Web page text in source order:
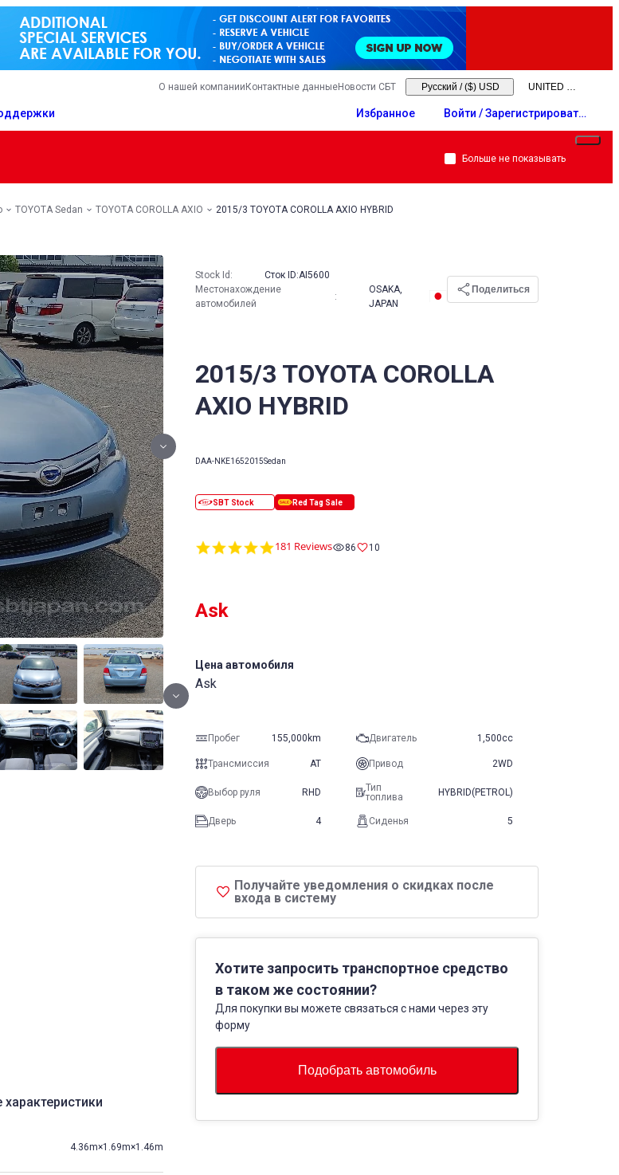
О нашей компанииКонтактные данныеНовости СБТ Русский / ($) USD
Избранное
Войти / Зарегистрировать
ся
Больше не показывать
TOYOTA Sedan TOYOTA COROLLA AXIO 2015/3 TOYOTA COROLLA AXIO HYBRID
2015/3 TOYOTA COROLLA
AXIO HYBRID
DAA-NKE1652015Sedan
Stock Id: Сток ID:AI5600
Местонахождение
автомобилей
:
OSAKA,
JAPAN
Поделиться
4.8
181 Reviews 86 10
Ask
Цена автомобиля
Ask
Получайте уведомления о скидках после
входа в систему
Хотите запросить транспортное средство
в таком же состоянии?
Для покупки вы можете связаться с нами через эту
форму
Подобрать автомобиль
Пробег 155,000km Двигатель 1,500cc
Трансмиссия AT Привод 2WD
Выбор руля RHD
Тип
топлива
HYBRID(PETROL)
Дверь 4 Сиденья 5
характеристики
4.36m×1.69m×1.46m